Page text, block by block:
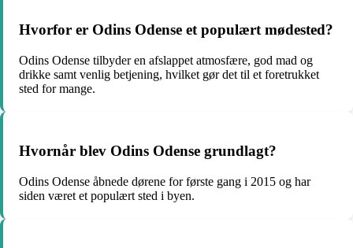
Hvorfor er Odins Odense et populært mødested?
Odins Odense tilbyder en afslappet atmosfære, god mad og
drikke samt venlig betjening, hvilket gør det til et foretrukket
sted for mange.
Hvornår blev Odins Odense grundlagt?
Odins Odense åbnede dørene for første gang i 2015 og har
siden været et populært sted i byen.